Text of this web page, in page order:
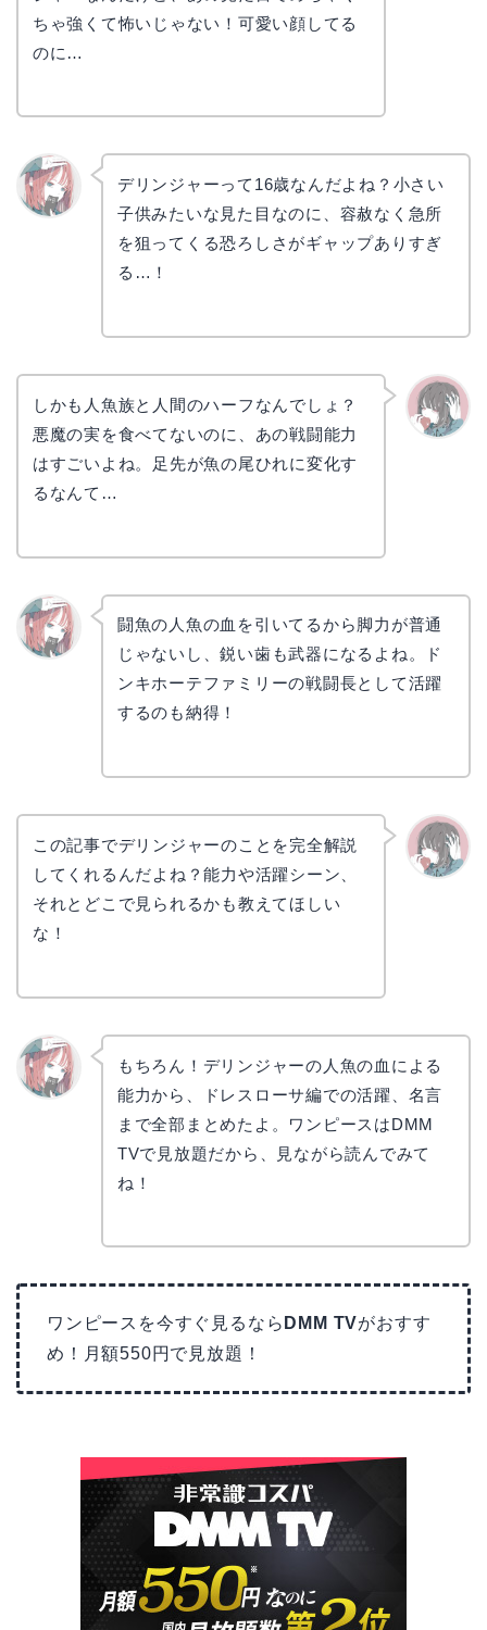
ちゃ強くて怖いじゃない！可愛い顔してる
のに…
デリンジャーって16歳なんだよね？小さい
子供みたいな見た目なのに、容赦なく急所
を狙ってくる恐ろしさがギャップありすぎ
る…！
しかも人魚族と人間のハーフなんでしょ？
悪魔の実を食べてないのに、あの戦闘能力
はすごいよね。足先が魚の尾ひれに変化す
るなんて…
闘魚の人魚の血を引いてるから脚力が普通
じゃないし、鋭い歯も武器になるよね。ド
ンキホーテファミリーの戦闘長として活躍
するのも納得！
この記事でデリンジャーのことを完全解説
してくれるんだよね？能力や活躍シーン、
それとどこで見られるかも教えてほしい
な！
もちろん！デリンジャーの人魚の血による
能力から、ドレスローサ編での活躍、名言
まで全部まとめたよ。ワンピースはDMM
TVで見放題だから、見ながら読んでみて
ね！
ワンピースを今すぐ見るなら DMM TVがおすす
め！月額550円で見放題！